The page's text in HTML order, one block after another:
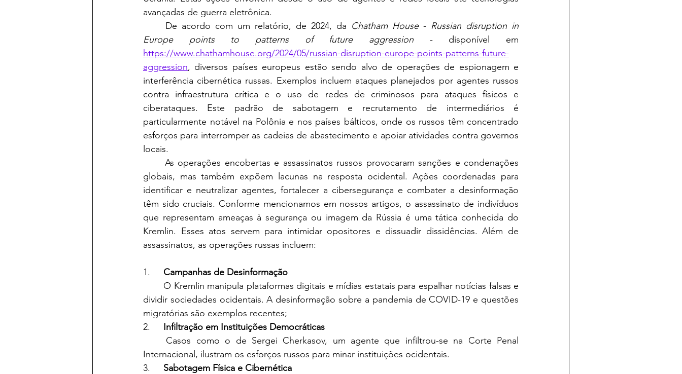
avançadas de guerra eletrônica.
	De acordo com um relatório, de 2024, da
Chatham House - Russian disruption in
Europe points to patterns of future aggression
https://www.chathamhouse.org/2024/05/russian-disruption-europe-points-patterns-future-
aggression, diversos países europeus estão sendo alvo de operações de espionagem e
interferência cibernética russas. Exemplos incluem ataques planejados por agentes russos
contra infraestrutura crítica e o uso de redes de criminosos para ataques físicos e
ciberataques. Este padrão de sabotagem e recrutamento de intermediários é
particularmente notável na Polônia e nos países bálticos, onde os russos têm concentrado
esforços para interromper as cadeias de abastecimento e apoiar atividades contra governos
locais.
globais, mas também expõem lacunas na resposta ocidental. Ações coordenadas para
identificar e neutralizar agentes, fortalecer a cibersegurança e combater a desinformação
têm sido cruciais. Conforme mencionamos em nossos artigos, o assassinato de indivíduos
que representam ameaças à segurança ou imagem da Rússia é uma tática conhecida do
Kremlin. Esses atos servem para intimidar opositores e dissuadir dissidências. Além de
assassinatos, as operações russas incluem:
Campanhas de Desinformação
dividir sociedades ocidentais. A desinformação sobre a pandemia de COVID-19 e questões
migratórias são exemplos recentes;
Infiltração em Instituições Democráticas
Internacional, ilustram os esforços russos para minar instituições ocidentais.
Sabotagem Física e Cibernética